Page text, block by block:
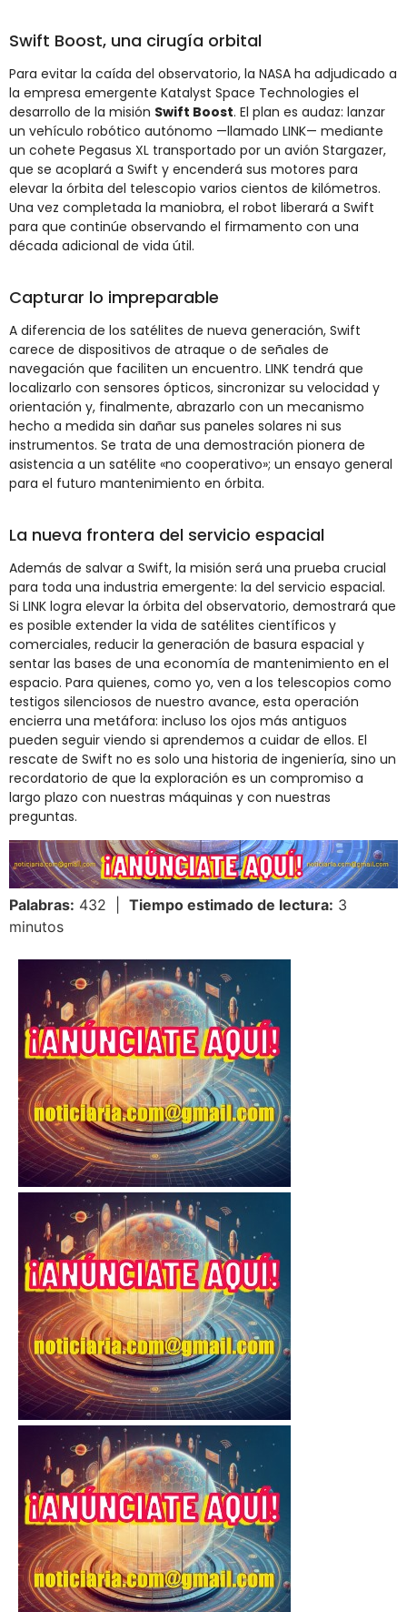
Swift Boost, una cirugía orbital
Para evitar la caída del observatorio, la NASA ha adjudicado a
la empresa emergente Katalyst Space Technologies el
desarrollo de la misión Swift Boost. El plan es audaz: lanzar
un vehículo robótico autónomo —llamado LINK— mediante
un cohete Pegasus XL transportado por un avión Stargazer,
que se acoplará a Swift y encenderá sus motores para
elevar la órbita del telescopio varios cientos de kilómetros.
Una vez completada la maniobra, el robot liberará a Swift
para que continúe observando el firmamento con una
década adicional de vida útil.
Capturar lo impreparable
A diferencia de los satélites de nueva generación, Swift
carece de dispositivos de atraque o de señales de
navegación que faciliten un encuentro. LINK tendrá que
localizarlo con sensores ópticos, sincronizar su velocidad y
orientación y, finalmente, abrazarlo con un mecanismo
hecho a medida sin dañar sus paneles solares ni sus
instrumentos. Se trata de una demostración pionera de
asistencia a un satélite «no cooperativo»; un ensayo general
para el futuro mantenimiento en órbita.
La nueva frontera del servicio espacial
Además de salvar a Swift, la misión será una prueba crucial
para toda una industria emergente: la del servicio espacial.
Si LINK logra elevar la órbita del observatorio, demostrará que
es posible extender la vida de satélites científicos y
comerciales, reducir la generación de basura espacial y
sentar las bases de una economía de mantenimiento en el
espacio. Para quienes, como yo, ven a los telescopios como
testigos silenciosos de nuestro avance, esta operación
encierra una metáfora: incluso los ojos más antiguos
pueden seguir viendo si aprendemos a cuidar de ellos. El
rescate de Swift no es solo una historia de ingeniería, sino un
recordatorio de que la exploración es un compromiso a
largo plazo con nuestras máquinas y con nuestras
preguntas.
Palabras: 432 | Tiempo estimado de lectura: 3
minutos